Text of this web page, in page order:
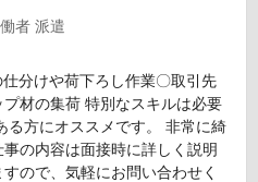
者 派遣
分けや荷下ろし作業〇取引先
材の集荷 特別なスキルは必要
る方にオススメです。 非常に綺
の内容は面接時に詳しく説明
ので、気軽にお問い合わせく